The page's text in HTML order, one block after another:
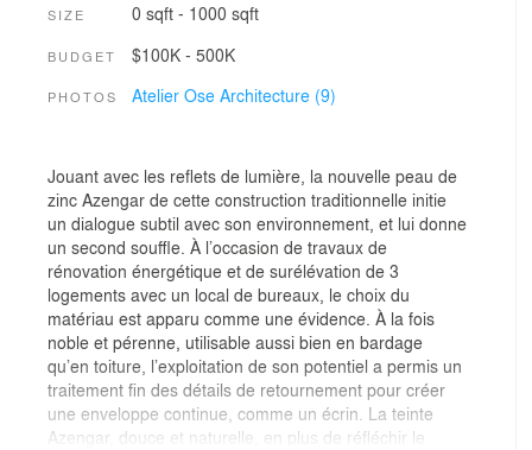
SIZE 0 sqft - 1000 sqft
BUDGET $100K - 500K
PHOTOS Atelier Ose Architecture (9)
Jouant avec les reflets de lumière, la nouvelle peau de
zinc Azengar de cette construction traditionnelle initie
un dialogue subtil avec son environnement, et lui donne
un second souffle. À l’occasion de travaux de
rénovation énergétique et de surélévation de 3
logements avec un local de bureaux, le choix du
matériau est apparu comme une évidence. À la fois
noble et pérenne, utilisable aussi bien en bardage
qu’en toiture, l’exploitation de son potentiel a permis un
traitement fin des détails de retournement pour créer
une enveloppe continue, comme un écrin. La teinte
Azengar, douce et naturelle, en plus de réfléchir le